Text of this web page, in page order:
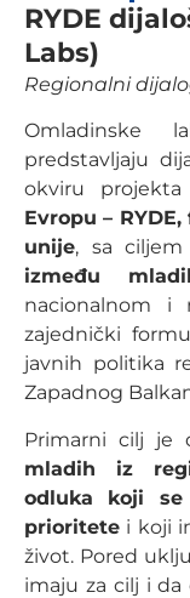
RYDE
Labs)
Regionalni
Omladinske
predstavljaju
okviru projekta
Evropu –
unije, sa
između
nacionalnom i
zajednički
javnih politika
Zapadnog
Primarni cilj je
mladih iz
odluka koji
prioritete i koji
život. Pored
imaju za cilj i da